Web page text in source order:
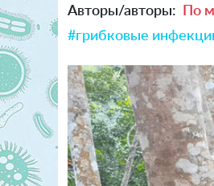
Авторы/авторы: По
#грибковые